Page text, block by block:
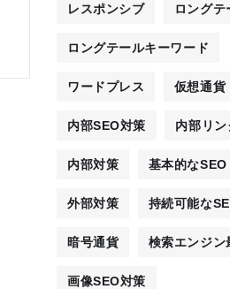
レスポンシブ ロングテ
ロングテールキーワード
ワードプレス 仮想通貨
内部SEO対策 内部リン
内部対策 基本的なSEO
外部対策 持続可能な
暗号通貨 検索エンジン
画像SEO対策